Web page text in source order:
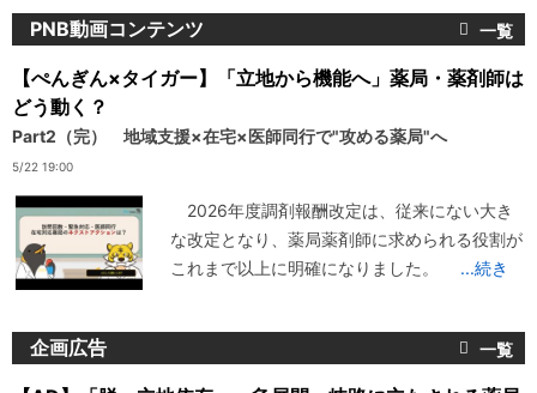
PNB動画コンテンツ
【ぺんぎん×タイガー】「立地から機能へ」薬局・薬剤師は
どう動く？
Part2（完） 地域支援×在宅×医師同行で"攻める薬局"へ
5/22 19:00
2026年度調剤報酬改定は、従来にない大き
な改定となり、薬局薬剤師に求められる役割が
これまで以上に明確になりました。
...続き
企画広告